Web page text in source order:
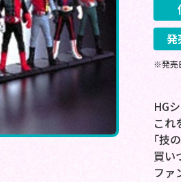
発
※発売
HG
これ
｢技
買い
ファ